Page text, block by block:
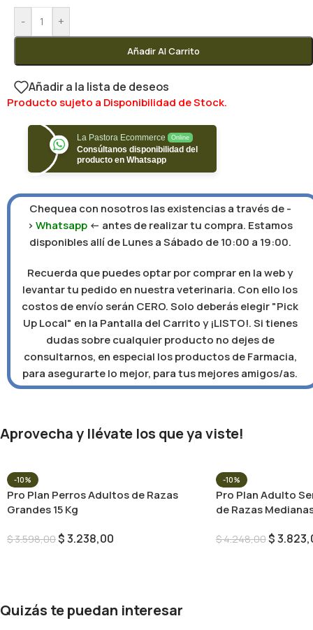
- +
Añadir Al Carrito
Añadir a la lista de deseos
Producto sujeto a Disponibilidad de Stock.
La Pastora Ecommerce Online
Consúltanos disponibilidad del
producto en Whatsapp
Chequea con nosotros las existencias a través de -
>Whatsapp <- antes de realizar tu compra. Estamos
disponibles allí de Lunes a Sábado de 10:00 a 19:00.
Recuerda que puedes optar por comprar en la web y
levantar tu pedido en nuestra veterinaria. Con ello los
costos de envío serán CERO. Solo deberás elegir "Pick
Up Local" en la Pantalla del Carrito y ¡LISTO!. Si tienes
dudas sobre cualquier producto no dejes de
consultarnos, en especial los productos de Farmacia,
para asegurarte lo mejor, para tus mejores amigos/as.
Aprovecha y llévate los que ya viste!
-10%
Pro Plan Perros Adultos de Razas
Grandes 15 Kg
$3.598,00$3.238,00
-10%
Pro Plan Adulto
de Razas
$4.248,00$
Quizás te puedan interesar